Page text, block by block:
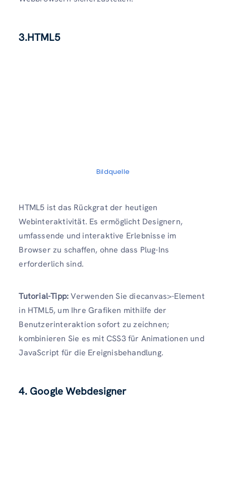
3.HTML5
Bildquelle
HTML5 ist das Rückgrat der heutigen
Webinteraktivität. Es ermöglicht Designern,
umfassende und interaktive Erlebnisse im
Browser zu schaffen, ohne dass Plug-Ins
erforderlich sind.
Tutorial-Tipp:Verwenden Sie diecanvas>-Element
in HTML5, um Ihre Grafiken mithilfe der
Benutzerinteraktion sofort zu zeichnen;
kombinieren Sie es mit CSS3 für Animationen und
JavaScript für die Ereignisbehandlung.
4. Google Webdesigner